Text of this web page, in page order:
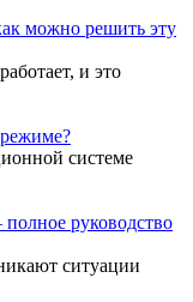
можно решить эту
и это
системе
руководство
ситуации